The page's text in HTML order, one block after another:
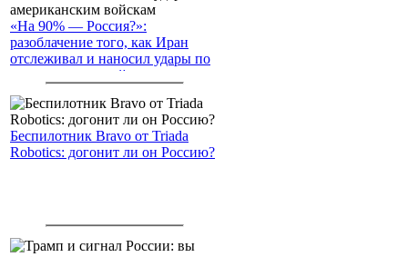
«На 90% — Россия?»:
разоблачение того, как Иран
отслеживал и наносил удары по
американским войскам
Беспилотник Bravo от Triada
Robotics: догонит ли он Россию?